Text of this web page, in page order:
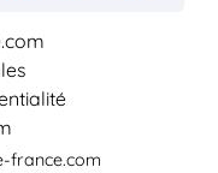
france.com